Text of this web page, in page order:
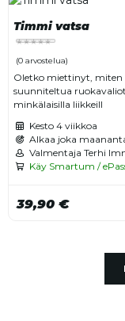
Timmi vatsa
(0 arvostelua)
Oletko miettinyt, miten
suunniteltua
minkälaisilla liikkeill
Kesto 4 viikkoa
Alkaa joka
Valmentaja Terhi
Käy Smartum /
39,90 €